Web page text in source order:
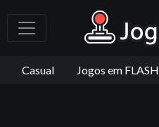
Casual Jogos em FLASH